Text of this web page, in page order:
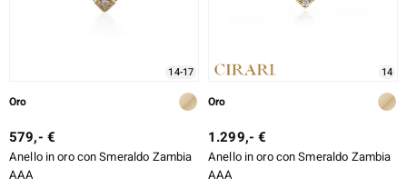
SELECTION
TIPO DI METALLO
14-17
Oro
579,- €
Anello in oro con Smeraldo Zambia
AAA
14
Oro
1.299,- €
Anello in oro con Smeraldo Zambia
AAA